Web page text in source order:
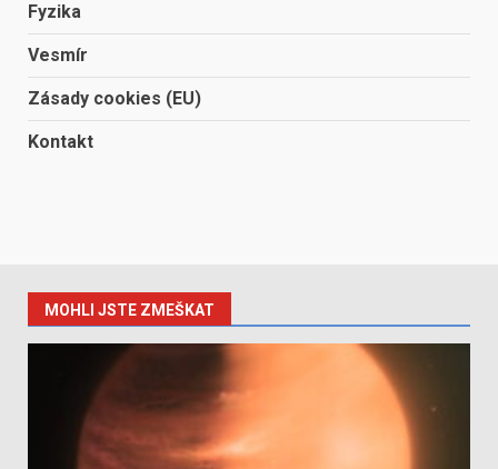
Fyzika
Vesmír
Zásady cookies (EU)
Kontakt
MOHLI JSTE ZMEŠKAT